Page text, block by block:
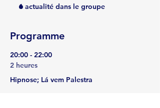
1 actualité dans le groupe
Programme
20:00 - 22:00
2 heures
Hipnose; Lá vem Palestra